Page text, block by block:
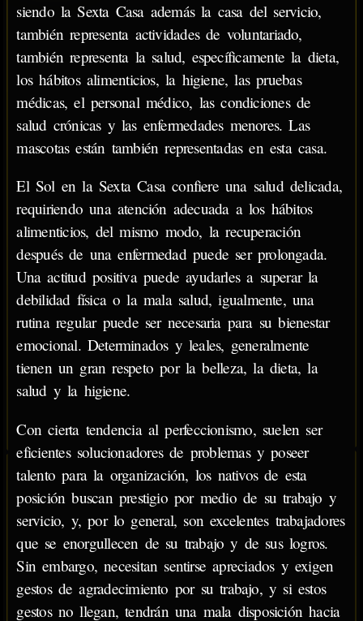
siendo la Sexta Casa además la casa del servicio,
también representa actividades de voluntariado,
también representa la salud, específicamente la dieta,
los hábitos alimenticios, la higiene, las pruebas
médicas, el personal médico, las condiciones de
salud crónicas y las enfermedades menores. Las
mascotas están también representadas en esta casa.
El Sol en la Sexta Casa confiere una salud delicada,
requiriendo una atención adecuada a los hábitos
alimenticios, del mismo modo, la recuperación
después de una enfermedad puede ser prolongada.
Una actitud positiva puede ayudarles a superar la
debilidad física o la mala salud, igualmente, una
rutina regular puede ser necesaria para su bienestar
emocional. Determinados y leales, generalmente
tienen un gran respeto por la belleza, la dieta, la
salud y la higiene.
Con cierta tendencia al perfeccionismo, suelen ser
eficientes solucionadores de problemas y poseer
talento para la organización, los nativos de esta
posición buscan prestigio por medio de su trabajo y
servicio, y, por lo general, son excelentes trabajadores
que se enorgullecen de su trabajo y de sus logros.
Sin embargo, necesitan sentirse apreciados y exigen
gestos de agradecimiento por su trabajo, y si estos
gestos no llegan, tendrán una mala disposición hacia